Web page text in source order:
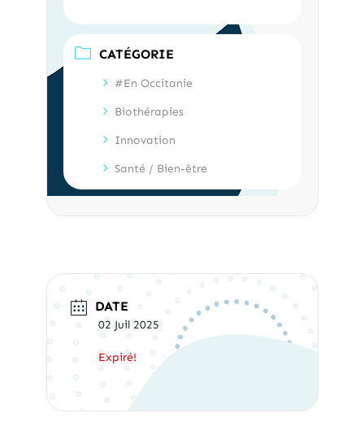
CATÉGORIE
#En Occitanie
Biothérapies
Innovation
Santé / Bien-être
DATE
02 Juil 2025
Expiré!